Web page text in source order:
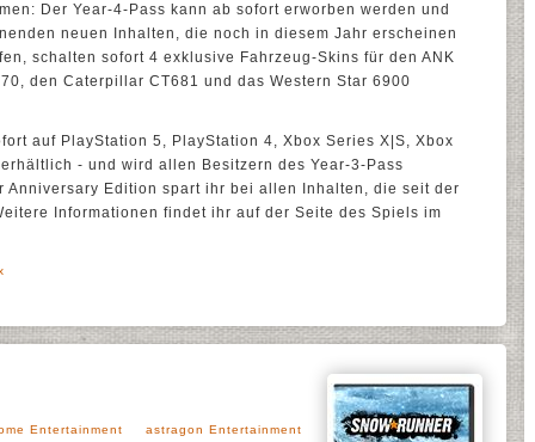
Der Year-4-Pass kann ab sofort erworben werden und
neuen Inhalten, die noch in diesem Jahr erscheinen
schalten sofort 4 exklusive Fahrzeug-Skins für den ANK
den Caterpillar CT681 und das Western Star 6900
auf PlayStation 5, PlayStation 4, Xbox Series X|S, Xbox
- und wird allen Besitzern des Year-3-Pass
Anniversary Edition spart ihr bei allen Inhalten, die seit der
Informationen findet ihr auf der Seite des Spiels im
Entertainment
astragon Entertainment